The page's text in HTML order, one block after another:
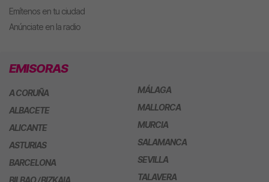
Emítenos en tu ciudad
Anúnciate en la radio
EMISORAS
A CORUÑA
ALBACETE
ALICANTE
ASTURIAS
BARCELONA
BILBAO / BIZKAIA
MÁLAGA
MALLORCA
MURCIA
SALAMANCA
SEVILLA
TALAVERA